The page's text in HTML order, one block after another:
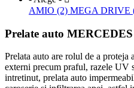
AMIO (2) MEGA DRIVE
Prelate auto
Prelata auto are rolul de a
externi precum praful, razele UV
intretinut, prelata auto